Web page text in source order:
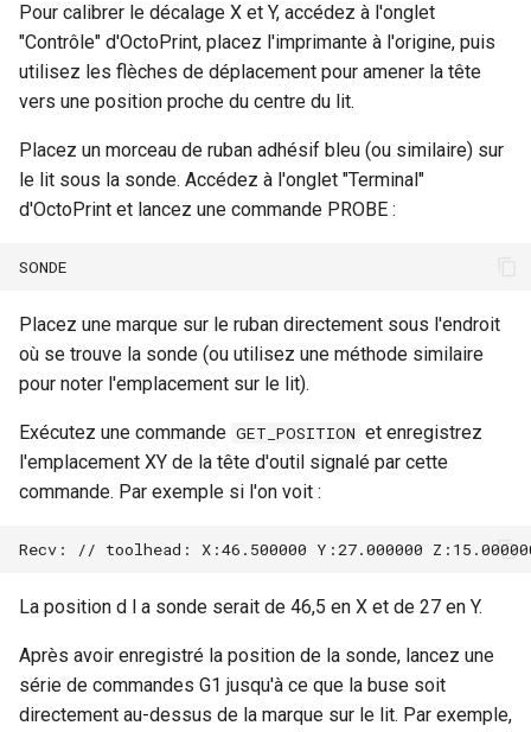
t
i
o
n
l
a
r
h
h
e
Tests
Contribuer à Klipper
Dépannage du CANBUS
Capteur de largeur de filament
TSL1401CL
Détecteur de largeur de filament
à effet hall
Pour calibrer le décalage X et Y, accédez à l'onglet
"Contrôle" d'OctoPrint, placez l'imprimante à l'origine, puis
utilisez les flèches de déplacement pour amener la tête
vers une position proche du centre du lit.
Placez un morceau de ruban adhésif bleu (ou similaire) sur
le lit sous la sonde. Accédez à l'onglet "Terminal"
d'OctoPrint et lancez une commande PROBE :
Placez une marque sur le ruban directement sous l'endroit
où se trouve la sonde (ou utilisez une méthode similaire
pour noter l'emplacement sur le lit).
Exécutez une commande GET_POSITION et enregistrez
l'emplacement XY de la tête d'outil signalé par cette
commande. Par exemple si l'on voit :
La position d l a sonde serait de 46,5 en X et de 27 en Y.
Après avoir enregistré la position de la sonde, lancez une
série de commandes G1 jusqu'à ce que la buse soit
directement au-dessus de la marque sur le lit. Par exemple,